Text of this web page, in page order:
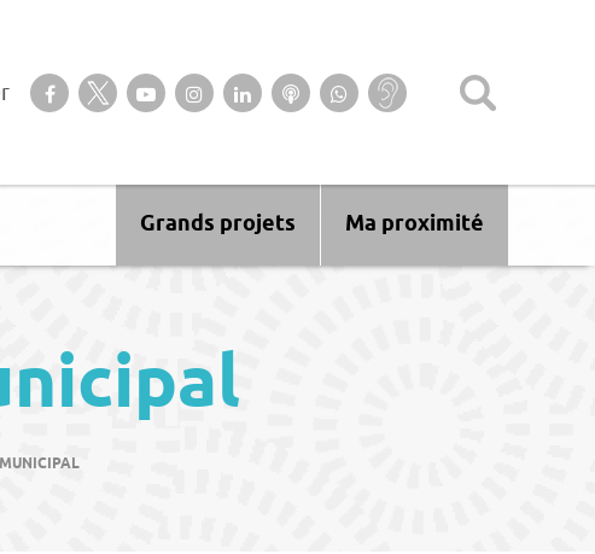
Suivez-nous sur notre page Facebook
Suivez-nous sur Twitter
Suivez-nous sur YouTube
Suivez-nous sur Instagram
Retrouvez-nous sur Linkedin
Ecoutez nos Podcasts
Suivez-nous sur
WhatsApp
Baisse
d’audition ?
Ma proximité
Grands projets